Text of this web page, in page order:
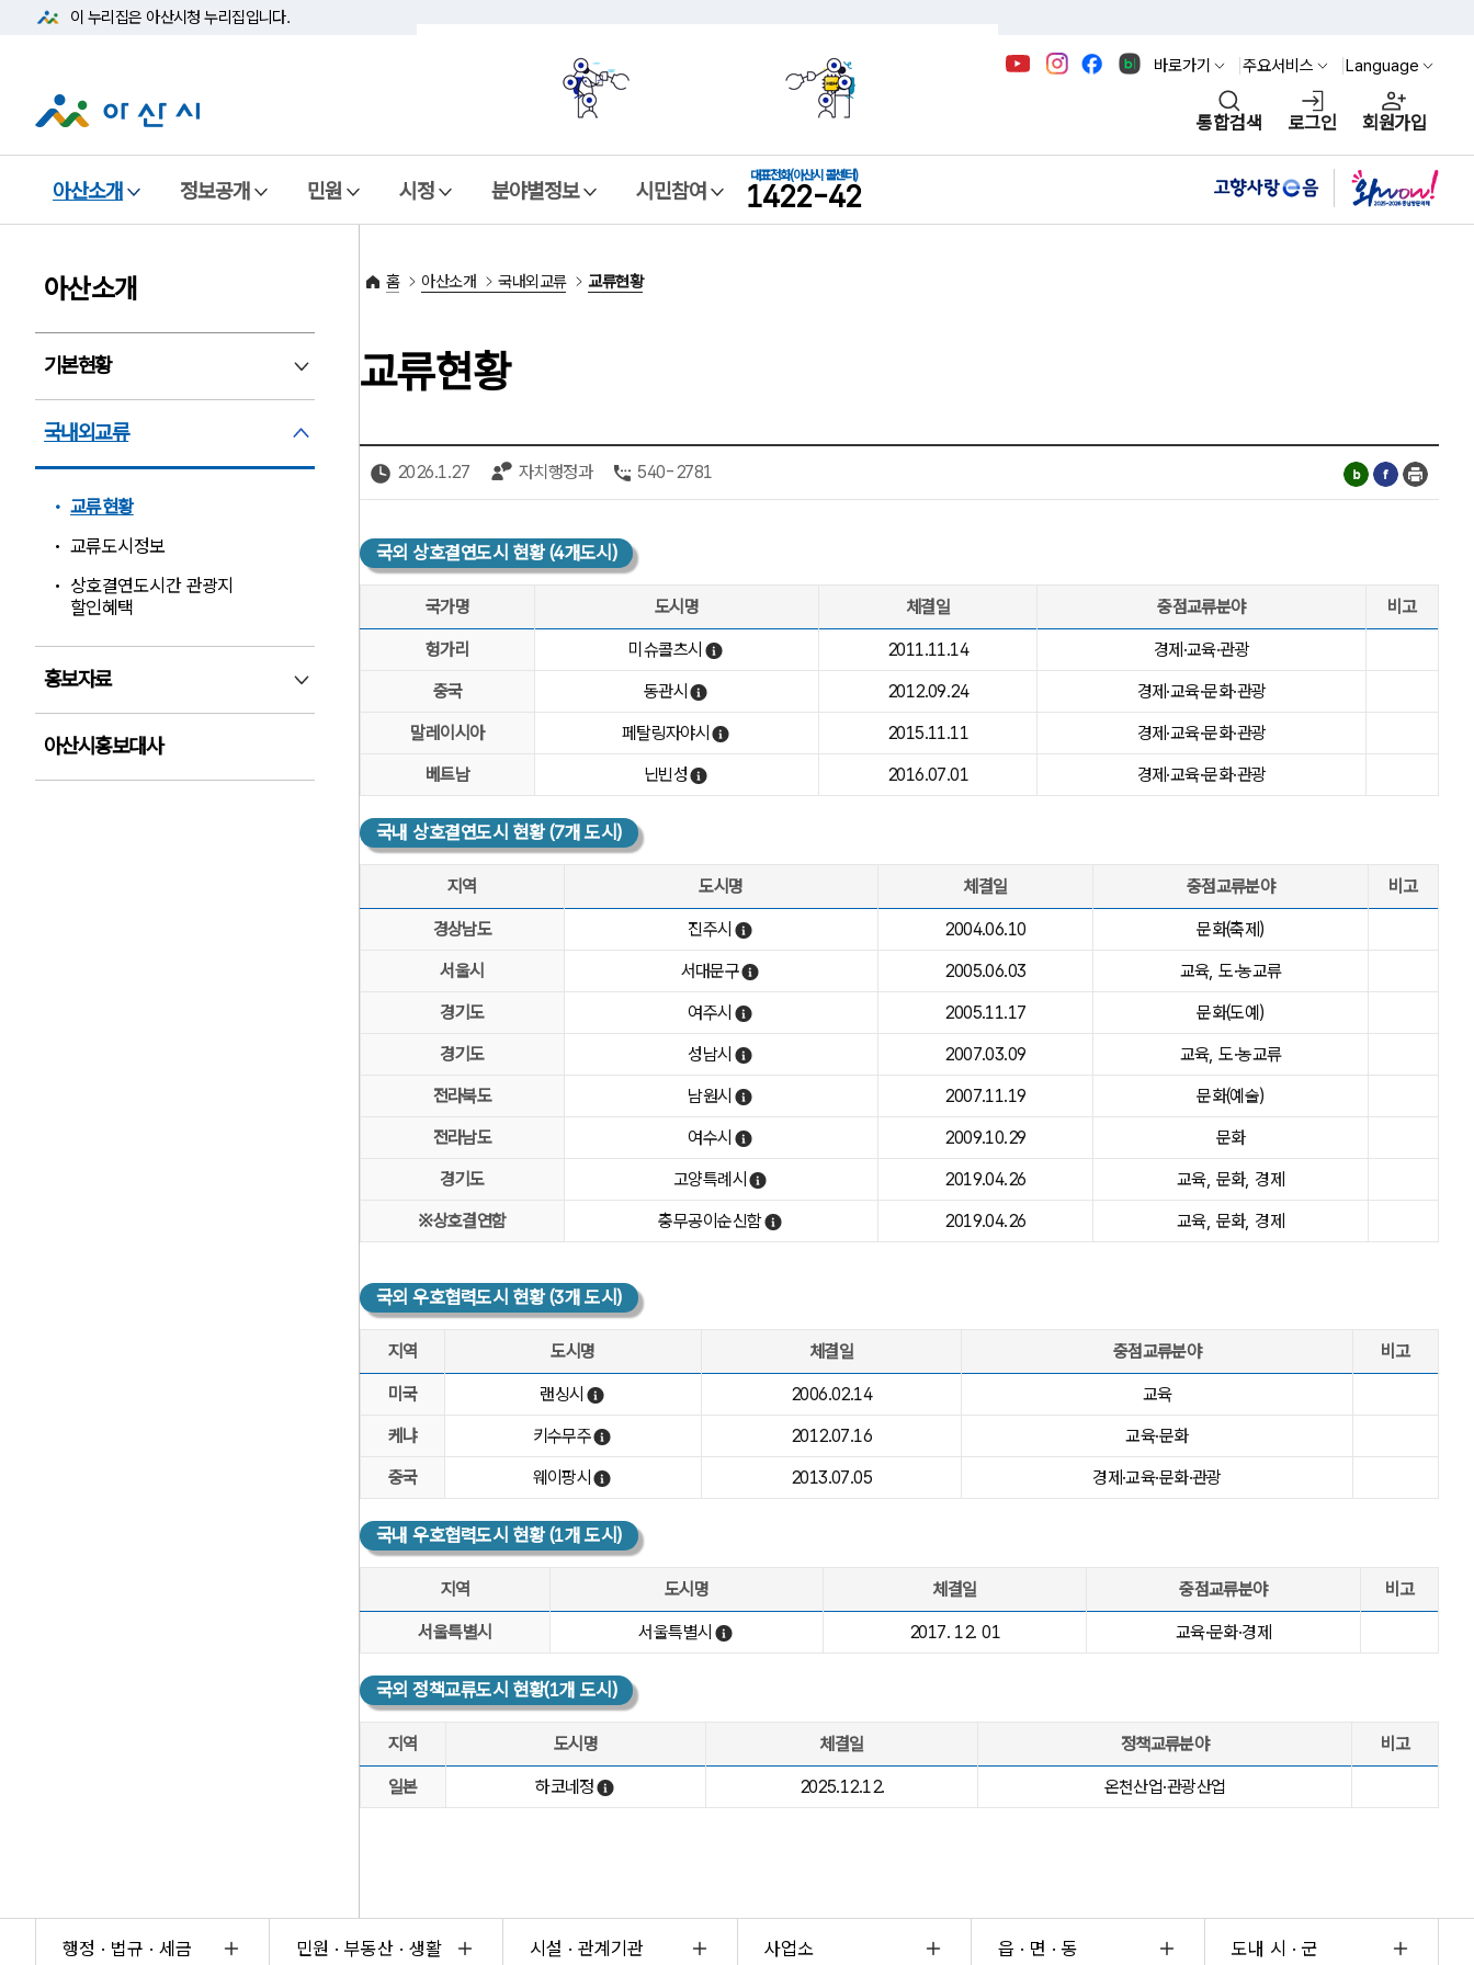
이 누리집은 아산시청 누리집입니다.
바로가기 주요서비스 Language
통합검색 로그인 회원가입
아산소개 정보공개 민원 시정 분야별정보 시민참여
대표전화(아산시 콜센터)
1422-42
아산소개
기본현황
국내외교류 국내외교류 펼침
교류현황
교류도시정보
상호결연도시간 관광지
할인혜택
홍보자료
아산시홍보대사
홈 아산소개 국내외교류 교류현황
교류현황
2026.1.27 자치행정과 540-2781
국외 상호결연도시 현황 (4개도시)
국외 상호결연도시 현황:국가명, 도시명, 체결일, 중점교류분야, 비고
국가명 도시명 체결일 중점교류분야 비고
헝가리 미슈콜츠시 미슈콜츠시 열기 2011.11.14
경제·교육·관광
중국
동관시 동관시 열기 2012.09.24
경제·교육·문화·관광
말레이시아
페탈링자야시 페탈링자야시 열기 2015.11.11
경제·교육·문화·관광
베트남
닌빈성닌빈성 열기 2016.07.01 경제·교육·문화·관광
국내 상호결연도시 현황 (7개 도시)
국내 상호결연도시 현황:지역, 도시명, 체결일, 중점교류분야, 비고
지역 도시명 체결일 중점교류분야 비고
경상남도 진주시 진주시 열기 2004.06.10
문화(축제)
서울시
서대문구서대문구 열기 2005.06.03
교육, 도·농교류
경기도
여주시 여주시 열기 2005.11.17
문화(도예)
경기도
성남시 성남시 열기 2007.03.09
교육, 도·농교류
전라북도
남원시 남원시 열기 2007.11.19
문화(예술)
전라남도
여수시 여수시 열기 2009.10.29
문화
경기도
고양특례시 고양특례시 열기 2019.04.26
교육, 문화, 경제
※상호결연함
충무공이순신함충무공이순신함 열기 2019.04.26 교육, 문화, 경제
국외 우호협력도시 현황 (3개 도시)
국외 우호협력도시 현황 : 지역, 도시명, 체결일, 중점교류분야, 비고
지역 도시명 체결일 중점교류분야 비고
미국 랜싱시 랜싱시 열기 2006.02.14
교육
케냐
키수무주키수무주 열기 2012.07.16
교육·문화
중국
웨이팡시 웨이팡시 열기 2013.07.05 경제·교육·문화·관광
국내 우호협력도시 현황 (1개 도시)
국내 우호협력도시 현황 : 지역, 도시명, 체결일, 중점교류분야, 비고
지역 도시명 체결일 중점교류분야 비고
서울특별시 서울특별시 서울특별시 열기 2017. 12. 01 교육·문화·경제
국외 정책교류도시 현황(1개 도시)
국외 정책교류도시 현황 : 지역, 도시명, 체결일, 정책교류분야, 비고
지역 도시명 체결일 정책교류분야 비고
일본 하코네정null 열기 2025.12.12. 온천산업·관광산업
행정 · 법규 · 세금 민원 · 부동산 · 생활 시설 · 관계기관 사업소 읍 · 면 · 동 도내 시 · 군